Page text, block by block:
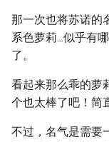
那一次也将苏诺的
系色萝莉...似乎有
了。
看起来那么乖的萝
个也太棒了吧！简
不过，名气是需要